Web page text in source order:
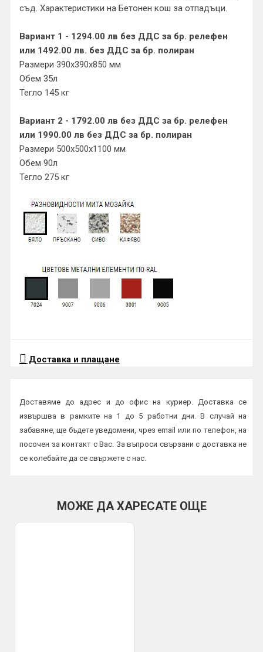
съд. Характеристики на Бетонен кош за отпадъци.
Вариант 1 - 1294.00 лв без ДДС за бр. релефен
или 1492.00 лв. без ДДС за бр. полиран
Размери 390х390х850 мм
Обем 35л
Тегло 145 кг
Вариант 2 - 1792.00 лв без ДДС за бр. релефен
или 1990.00 лв без ДДС за бр. полиран
Размери 500х500х1100 мм
Обем 90л
Тегло 275 кг
Доставка и плащане
Доставяме до адрес и до офис на куриер. Доставка се
извършва в рамките на 1 до 5 работни дни. В случай на
забавяне, ще бъдете уведомени, чрез email или по телефон, на
посочен за контакт с Вас. За въпроси свързани с доставка не
се колебайте да се свържете с нас.
Плащане в брой или с карта на куриер
МОЖЕ ДА ХАРЕСАТЕ ОЩЕ